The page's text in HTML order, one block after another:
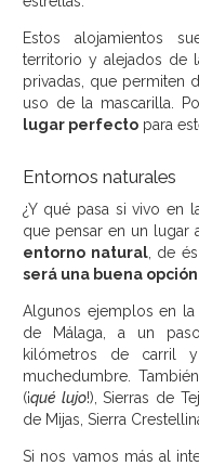
Estos alojamientos
territorio y alejados de
privadas, que permiten
uso de la mascarilla.
lugar perfecto para
Entornos naturales
¿Y qué pasa si vivo en
que pensar en un lugar
entorno natural, de
será una buena opción
Algunos ejemplos en
de Málaga, a un
kilómetros de carril
muchedumbre.
(¡qué lujo!), Sierras de
de Mijas, Sierra
Si nos vamos más al